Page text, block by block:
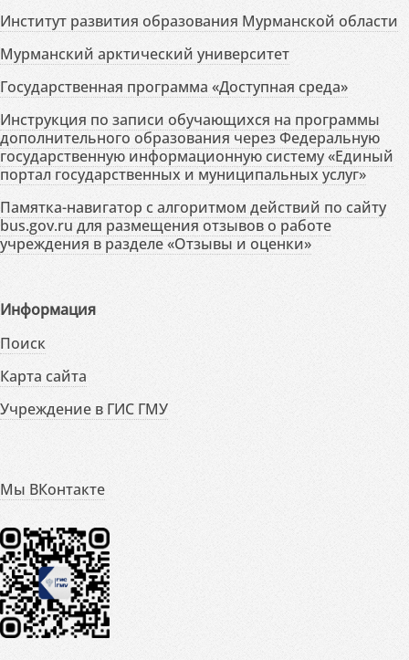
Институт развития образования Мурманской области
Мурманский арктический университет
Государственная программа «Доступная среда»
Инструкция по записи обучающихся на программы
дополнительного образования через Федеральную
государственную информационную систему «Единый
портал государственных и муниципальных услуг»
Памятка-навигатор с алгоритмом действий по сайту
bus.gov.ru для размещения отзывов о работе
учреждения в разделе «Отзывы и оценки»
Информация
Поиск
Карта сайта
Учреждение в ГИС ГМУ
Мы ВКонтакте